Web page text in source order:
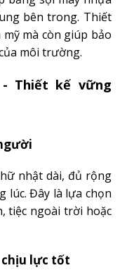
bên trong. Thiết
mà còn giúp bảo
môi trường.
- Thiết kế vững
nhật dài, đủ rộng
lúc. Đây là lựa chọn
tiệc ngoài trời hoặc
chịu lực tốt